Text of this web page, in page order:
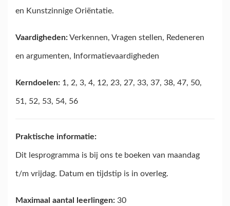
en Kunstzinnige Oriëntatie.
Vaardigheden:Verkennen, Vragen stellen, Redeneren
en argumenten, Informatievaardigheden
Kerndoelen: 1, 2, 3, 4, 12, 23, 27, 33, 37, 38, 47, 50,
51, 52, 53, 54, 56
Praktische informatie:
Dit lesprogramma is bij ons te boeken van maandag
t/m vrijdag. Datum en tijdstip is in overleg.
Maximaal aantal leerlingen: 30